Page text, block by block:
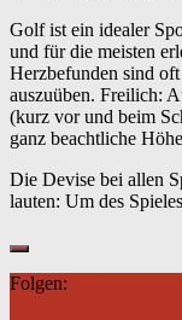
Golf ist ein idealer
und für die meisten
Herzbefunden sind
auszuüben. Freilich:
(kurz vor und beim
ganz beachtliche
Die Devise bei allen
lauten: Um des
Folgen: